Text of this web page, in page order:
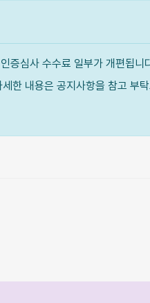
증심사 수수료 일부가 개편됩니
한 내용은 공지사항을 참고 부